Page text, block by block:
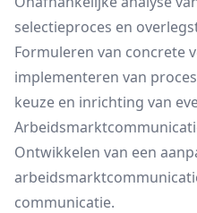
selectieproces en
Formuleren van concrete
implementeren van
keuze en inrichting van
Ontwikkelen van een
communicatie.